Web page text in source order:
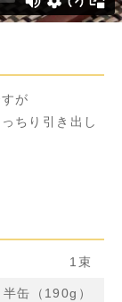
が
ちり引き出し
1束
半缶（190g）